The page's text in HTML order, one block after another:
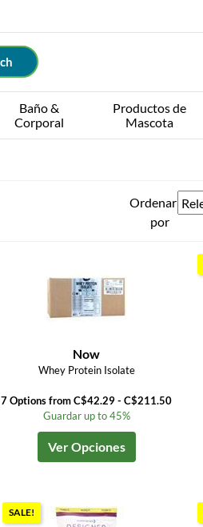
Baño &
Corporal
Productos de
Mascota
Ordenar
por
Now
Whey Protein Isolate
7 Options from C$42.29 - C$211.50
Guardar up to 45%
Ver Opciones
SALE!